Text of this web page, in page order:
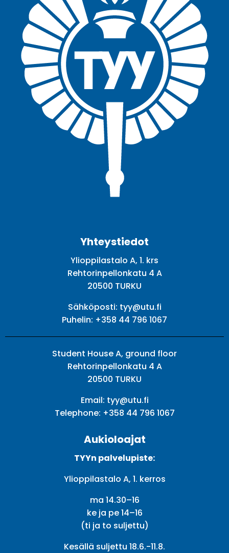
Yhteystiedot
Ylioppilastalo A, 1. krs
Rehtorinpellonkatu 4 A
20500 TURKU
Sähköposti: tyy@utu.fi
Puhelin: +358 44 796 1067
Student House A, ground floor
Rehtorinpellonkatu 4 A
20500 TURKU
Email: tyy@utu.fi
Telephone: +358 44 796 1067
Aukioloajat
TYYn palvelupiste:
Ylioppilastalo A, 1. kerros
ma 14.30–16
ke ja pe 14–16
(ti ja to suljettu)
Kesällä suljettu 18.6.-11.8.